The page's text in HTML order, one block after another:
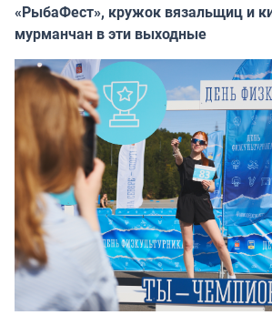
«РыбаФест», кружок вязальщиц и
мурманчан в эти выходные